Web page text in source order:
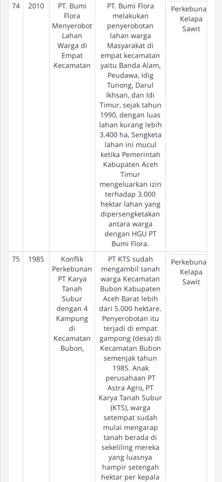
74
2010
PT. Bumi
Flora
Menyerobot
Lahan
Warga di
Empat
Kecamatan
PT. Bumi Flora
melakukan
penyerobotan
lahan warga
Masyarakat di
empat kecamatan
yaitu Banda Alam,
Peudawa, Idig
Tunong, Darul
Ikhsan, dan Idi
Timur, sejak tahun
1990, dengan luas
lahan kurang lebih
3.400 ha, Sengketa
lahan ini mucul
ketika Pemerintah
Kabupaten Aceh
Timur
mengeluarkan izin
terhadap 3.000
hektar lahan yang
dipersengketakan
antara warga
dengan HGU PT
Bumi Flora.
Perkebunan
Kelapa
Sawit
75 1985
Konflik
Perkebunan
PT Karya
Tanah
Subur
dengan 4
Kampung
di
Kecamatan
Bubon,
PT KTS sudah
mengambil tanah
warga Kecamatan
Bubon Kabupaten
Aceh Barat lebih
dari 5.000 hektare.
Penyerobotan itu
terjadi di empat
gampong (desa) di
Kecamatan Bubon
semenjak tahun
1985. Anak
perusahaan PT
Astra Agro, PT
Karya Tanah Subur
(KTS), warga
setempat sudah
mulai mengarap
tanah berada di
sekeliling mereka
yang luasnya
hampir setengah
hektar per kepala
Perkebunan
Kelapa
Sawit